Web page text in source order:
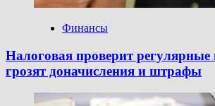
Финансы
Налоговая проверит
грозят доначисления и штрафы